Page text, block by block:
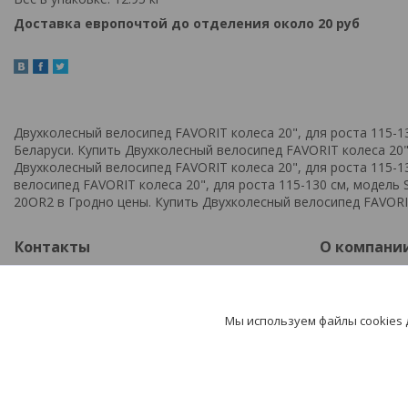
Доставка европочтой до отделения около 20 руб
Двухколесный велосипед FAVORIT колеса 20", для роста
Беларуси. Купить Двухколесный велосипед FAVORIT колеса
Двухколесный велосипед FAVORIT колеса 20", для роста
велосипед FAVORIT колеса 20", для роста 115-130 см,
20OR2 в Гродно цены. Купить Двухколесный велосипед
Контакты О
О нас
Мы используем файлы cookies